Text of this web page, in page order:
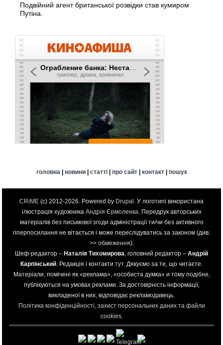
Подвійний агент британської розвідки став кумиром
Путіна.
головна| новини| статті| про сайт| контакт| пошук
CRiME (c) 2012-2026. Powered by Drupal . У логотипі використана
ілюстрація художника Андрія Єрмоленка. Передрук авторських
матеріалів без письмової згоди адміністрації ти/чи без активного
гіперпосилання не вітається і може переслідуватись за законом (див.
>> обмеження).
Шеф-редактор – Наталія Тихомирова, головний редактор – Андрій
Карпінський. Редакція і контакти тут. Дякуємо за те, що читаєте.
Матеріали, помічені як «реклама», «особиста думка» и тому подібне,
публікуються на умовах реклами. За достовірність інформації,
викладеної в них, відповідає рекламодавець.
Політика конфіденційності, захист персональних даних та файли
cookies.